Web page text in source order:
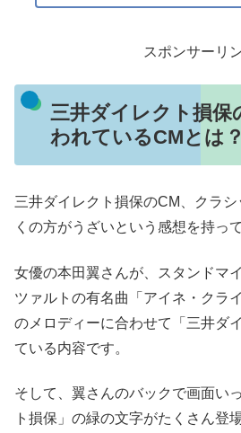
スポンサーリ
三井ダイレクト損保
われているCMとは？
三井ダイレクト損保のCM、クラ
くの方がうざいという感想を持っ
女優の本田翼さんが、スタンドマ
ツァルトの有名曲「アイネ・クラ
のメロディーに合わせて「三井ダ
ている内容です。
そして、翼さんのバックで画面い
ト損保」の緑の文字がたくさん登